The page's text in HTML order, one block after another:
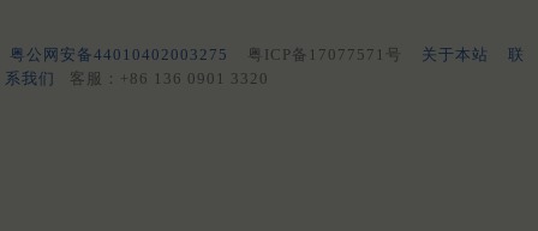
粤公网安备44010402003275 粤ICP备17077571号 关于本站
联
系我们
客服：+86 136 0901 3320